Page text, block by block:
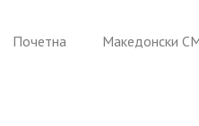
Почетна Македонски